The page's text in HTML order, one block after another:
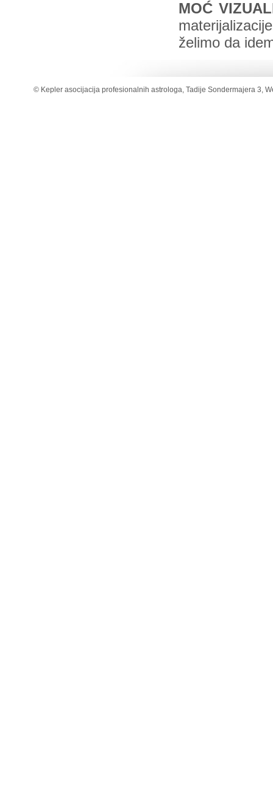
MOĆ
želimo da
© Kepler asocijacija profesionalnih astrologa, Tadije Sondermajera 3,